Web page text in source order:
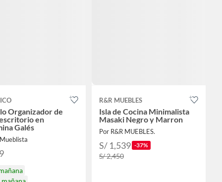
Organizador de
en
Galés
R&R MUEBLES
Isla de Cocina Minimalista
Masaki Negro y Marron
Por R&R MUEBLES.
S/ 1,539 -37%
S/ 2,450